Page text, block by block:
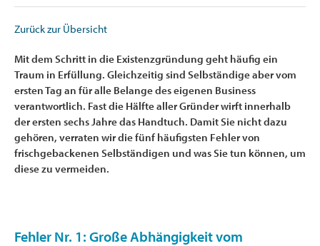
Zurück zur Übersicht
Mit dem Schritt in die Existenzgründung geht häufig ein
Traum in Erfüllung. Gleichzeitig sind Selbständige aber vom
ersten Tag an für alle Belange des eigenen Business
verantwortlich. Fast die Hälfte aller Gründer wirft innerhalb
der ersten sechs Jahre das Handtuch. Damit Sie nicht dazu
gehören, verraten wir die fünf häufigsten Fehler von
frischgebackenen Selbständigen und was Sie tun können, um
diese zu vermeiden.
Fehler Nr. 1: Große Abhängigkeit vom